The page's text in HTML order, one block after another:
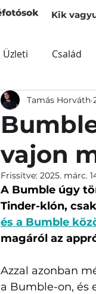
Kik
Üzleti Család
vajon
Tamás Horváth
Frissítve: 2025. márc.
A Bumble úgy
Tinder-klón,
és a Bumble
magáról az
Azzal azonban
a Bumble-on, és